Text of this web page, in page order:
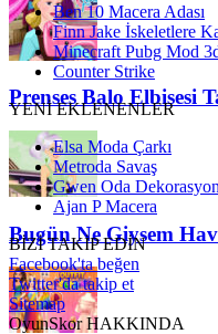
Prenses Balo Elbisesi
Bugün Ne Giysem
Ben 10 Macera Adası
Finn Jake İskeletlere
Minecraft Pubg Mod
Counter Strike
YENİ EKLENENLER
Elsa Moda Çarkı
Metroda Savaş
Gwen Oda
Ajan P Macera
BİZİ TAKİP EDİN
Facebook'ta beğen
Twitter'da takip et
Sitemap
OyunSkor HAKKINDA